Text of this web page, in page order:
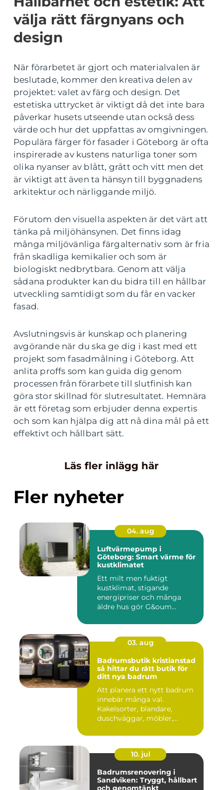
välja rätt färgnyans och
design
När förarbetet är gjort och materialvalen är
beslutade, kommer den kreativa delen av
projektet: valet av färg och design. Det
estetiska uttrycket är viktigt då det inte bara
påverkar husets utseende utan också dess
värde och hur det uppfattas av omgivningen.
Populära färger för fasader i Göteborg är ofta
inspirerade av kustens naturliga toner som
olika nyanser av blått, grått och vitt men det
är viktigt att även ta hänsyn till byggnadens
arkitektur och närliggande miljö.
Förutom den visuella aspekten är det värt att
tänka på miljöhänsynen. Det finns idag
många miljövänliga färgalternativ som är fria
från skadliga kemikalier och som är
biologiskt nedbrytbara. Genom att välja
sådana produkter kan du bidra till en hållbar
utveckling samtidigt som du får en vacker
fasad.
Avslutningsvis är kunskap och planering
avgörande när du ska ge dig i kast med ett
projekt som fasadmålning i Göteborg. Att
anlita proffs som kan guida dig genom
processen från förarbete till slutfinish kan
göra stor skillnad för slutresultatet. Hemnära
är ett företag som erbjuder denna expertis
och som kan hjälpa dig att nå dina mål på ett
effektivt och hållbart sätt.
Läs fler inlägg här
Fler nyheter
04. aug
Luftvärmepump i
Göteborg: Smart värme för
kustklimatet
Ett milt men fuktigt
kustklimat, stigande
energipriser och många
äldre hus gör G&oum...
03. aug
Badrumsbutik kristianstad
så hittar du rätt butik för
ditt nya badrum
Att planera ett nytt badrum
innebär många val.
Kakelsorter, blandare,
duschväggar, möbler,
10. jul
Badrumsrenovering i
Sandviken: Tryggt, hållbart
och genomtänkt